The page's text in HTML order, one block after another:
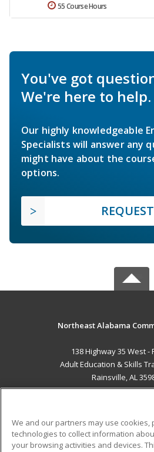
55 Course Hours
You've got
We're here to help.
Our highly knowledgeable
Specialists will answer any
might have about the
options.
Northeast Alabama
138 Highway 35 West -
Adult Education & Skills
Rainsville, AL
ADDITIONAL
We and our partners may use cookies,
technologies to collect information
your browsing activities and devices.